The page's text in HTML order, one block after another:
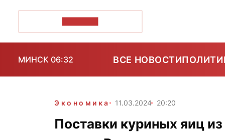
МИНСК 06:32 ВСЕ НОВОСТИ
Экономика 11.03.2024 20:20
Поставки куриных яиц